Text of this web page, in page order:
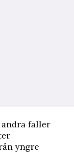
andra faller
yngre